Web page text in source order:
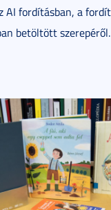
AI fordításban, a
betöltött szerepéről.